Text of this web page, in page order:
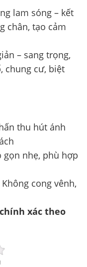
lam sóng – kết
chân, tạo cảm
– sang trọng,
chung cư, biệt
thu hút ánh
gọn nhẹ, phù hợp
Không cong vênh,
xác theo